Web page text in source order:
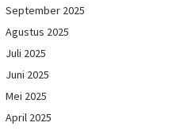
September 2025
Agustus 2025
Juli 2025
Juni 2025
Mei 2025
April 2025